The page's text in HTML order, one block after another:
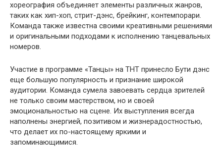
хореография объединяет элементы различных жанров,
таких как хип-хоп, стрит-дэнс, брейкинг, контемпорари.
Команда также известна своими креативными решениями
и оригинальными подходами к исполнению танцевальных
номеров.
Участие в программе «Танцы» на ТНТ принесло Бути дэнс
еще большую популярность и признание широкой
аудитории. Команда сумела завоевать сердца зрителей
не только своим мастерством, но и своей
эмоциональностью на сцене. Их выступления всегда
наполнены энергией, позитивом и жизнерадостностью,
что делает их по-настоящему яркими и
запоминающимися.